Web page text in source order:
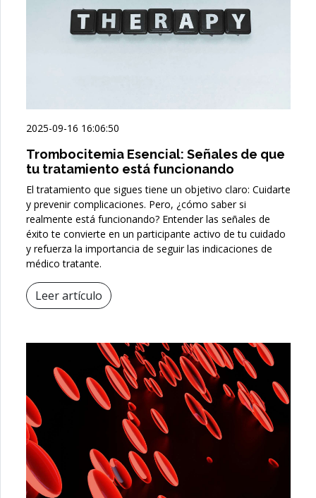
2025-09-16 16:06:50
Trombocitemia Esencial: Señales de que
tu tratamiento está funcionando
El tratamiento que sigues tiene un objetivo claro: Cuidarte
y prevenir complicaciones. Pero, ¿cómo saber si
realmente está funcionando? Entender las señales de
éxito te convierte en un participante activo de tu cuidado
y refuerza la importancia de seguir las indicaciones de
médico tratante.
Leer artículo